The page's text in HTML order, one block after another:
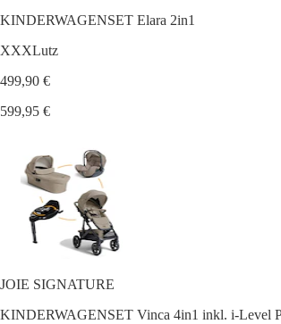
KINDERWAGENSET Elara 2in1
XXXLutz
499,90 €
599,95 €
JOIE SIGNATURE
KINDERWAGENSET Vinca 4in1 inkl. i-Level